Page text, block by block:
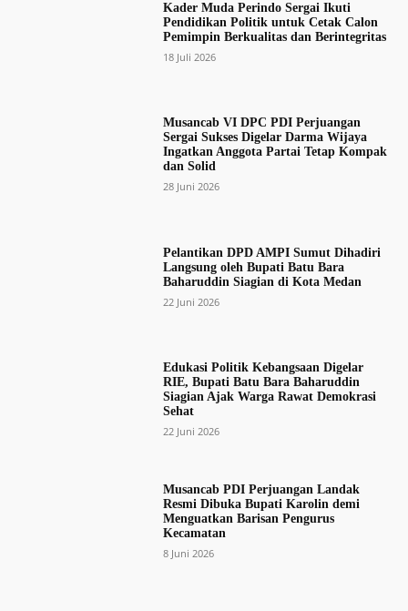
Kader Muda Perindo Sergai Ikuti
Pendidikan Politik untuk Cetak Calon
Pemimpin Berkualitas dan Berintegritas
18 Juli 2026
Musancab VI DPC PDI Perjuangan
Sergai Sukses Digelar Darma Wijaya
Ingatkan Anggota Partai Tetap Kompak
dan Solid
28 Juni 2026
Pelantikan DPD AMPI Sumut Dihadiri
Langsung oleh Bupati Batu Bara
Baharuddin Siagian di Kota Medan
22 Juni 2026
Edukasi Politik Kebangsaan Digelar
RIE, Bupati Batu Bara Baharuddin
Siagian Ajak Warga Rawat Demokrasi
Sehat
22 Juni 2026
Musancab PDI Perjuangan Landak
Resmi Dibuka Bupati Karolin demi
Menguatkan Barisan Pengurus
Kecamatan
8 Juni 2026